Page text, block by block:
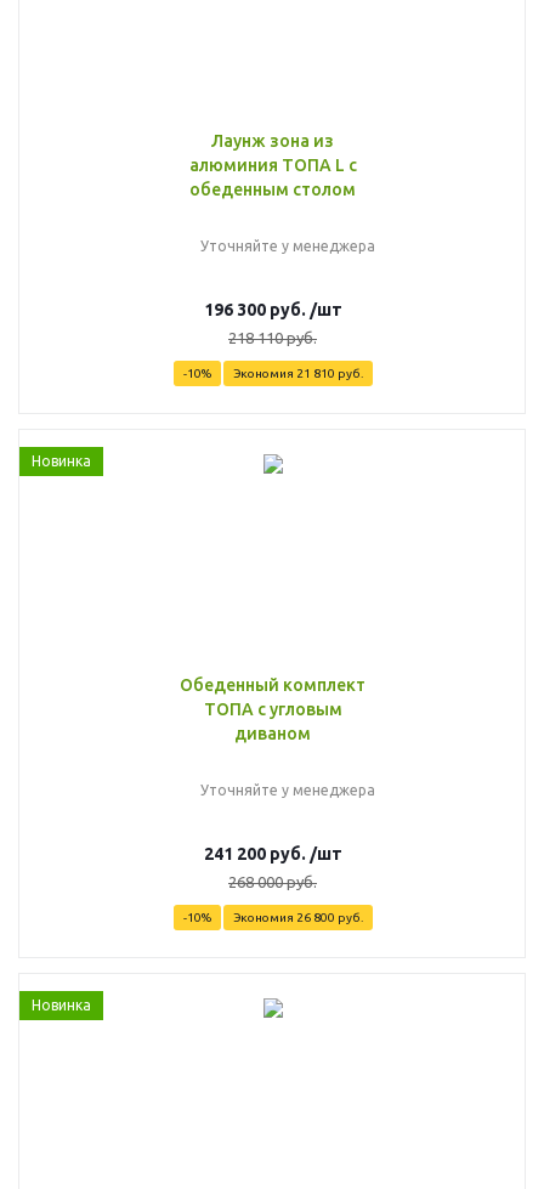
Лаунж зона из
алюминия ТОПА L с
обеденным столом
Уточняйте у менеджера
196 300руб. /шт
218 110руб.
-10% Экономия 21 810 руб.
Новинка
Обеденный комплект
ТОПА с угловым
диваном
Уточняйте у менеджера
241 200руб. /шт
268 000руб.
-10% Экономия 26 800 руб.
Новинка